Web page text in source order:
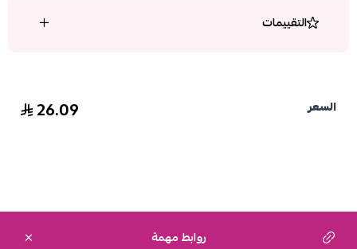
التقييمات
السعر 26.09
روابط مهمة